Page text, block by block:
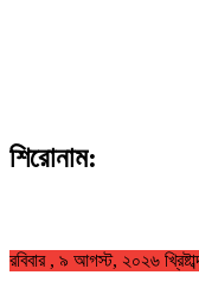
শিরোনাম:
রবিবার , ৯ আগস্ট, ২০২৬